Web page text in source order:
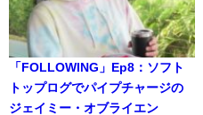
「FOLLOWING」Ep8：ソフト
トップログでパイプチャージの
ジェイミー・オブライエン